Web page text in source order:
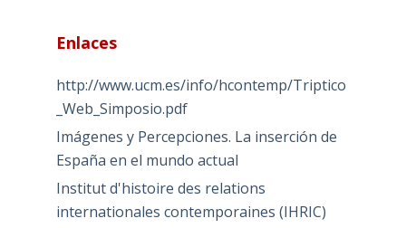
Enlaces
http://www.ucm.es/info/hcontemp/Triptico
_Web_Simposio.pdf
Imágenes y Percepciones. La inserción de
España en el mundo actual
Institut d'histoire des relations
internationales contemporaines (IHRIC)